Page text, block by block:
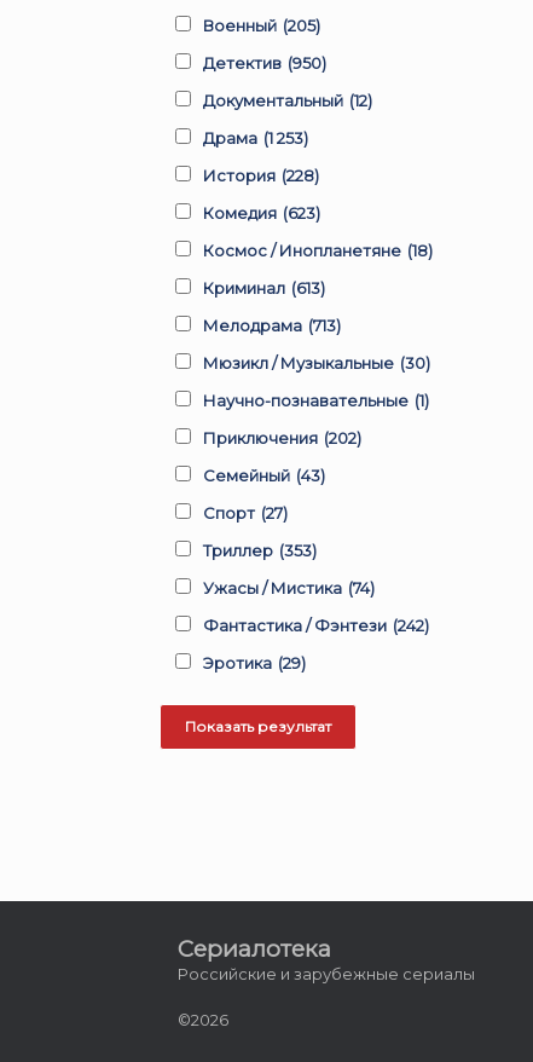
Военный (205)
Детектив (950)
Документальный (12)
Драма (1 253)
История (228)
Комедия (623)
Космос / Инопланетяне (18)
Криминал (613)
Мелодрама (713)
Мюзикл / Музыкальные (30)
Научно-познавательные (1)
Приключения (202)
Семейный (43)
Спорт (27)
Триллер (353)
Ужасы / Мистика (74)
Фантастика / Фэнтези (242)
Эротика (29)
Сериалотека
Российские и зарубежные сериалы
©2026